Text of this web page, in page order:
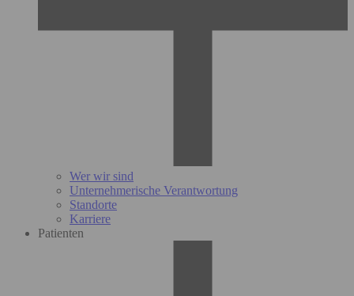
Wer wir sind
Unternehmerische Verantwortung
Standorte
Karriere
Patienten